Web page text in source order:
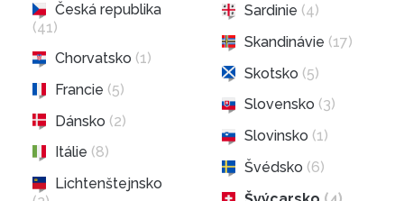
Česká republika
(41)
Chorvatsko (1)
Francie (5)
Dánsko (2)
Itálie (8)
Lichtenštejnsko
Sardinie (4)
Skandinávie (17)
Skotsko (5)
Slovensko (3)
Slovinsko (1)
Švédsko (6)